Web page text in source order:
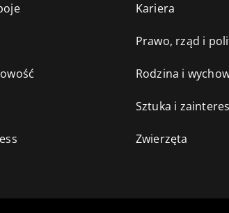
Kariera
Prawo, rząd i
Rodzina i
Sztuka i
Zwierzęta